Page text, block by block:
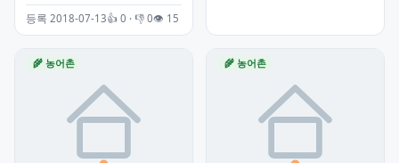
등록 2018-07-13👍 0 · 👎 0👁 15
🌾 농어촌 🌾 농어촌